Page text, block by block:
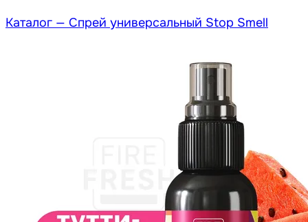
Каталог — Спрей универсальный Stop Smell